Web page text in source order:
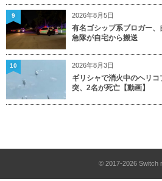
2026年8月5日
有名ゴシップ系ブロガー
急隊が自宅から搬送
9
2026年8月3日
ギリシャで消火中のヘリ
突、2名が死亡【動画】
10
© 2017-2026Switch